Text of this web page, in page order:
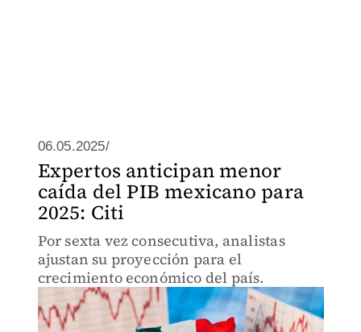
06.05.2025/
Expertos anticipan menor
caída del PIB mexicano para
2025: Citi
Por sexta vez consecutiva, analistas
ajustan su proyección para el
crecimiento económico del país.